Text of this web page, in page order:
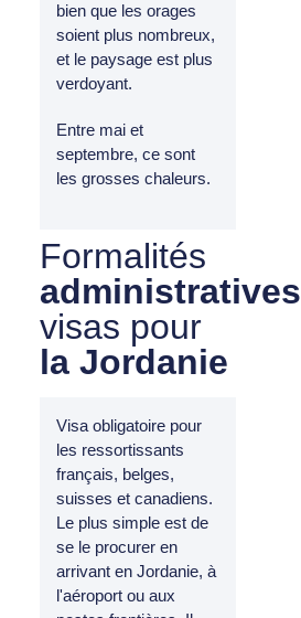
bien que les orages
soient plus nombreux,
et le paysage est plus
verdoyant.
Entre mai et
septembre, ce sont
les grosses chaleurs.
Formalités
administratives
visas pour
la Jordanie
Visa obligatoire pour
les ressortissants
français, belges,
suisses et canadiens.
Le plus simple est de
se le procurer en
arrivant en Jordanie, à
l'aéroport ou aux